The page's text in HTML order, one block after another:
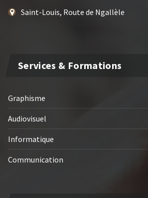
Saint-Louis, Route de Ngallèle
Services & Formations
Graphisme
Audiovisuel
Informatique
Communication